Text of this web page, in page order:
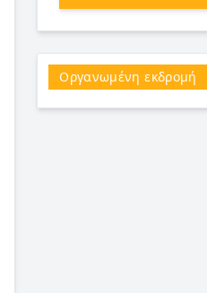
Οργανωμένη εκδρομή